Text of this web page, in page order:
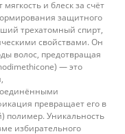
и блеск за счёт
защитного
трехатомный спирт,
свойствами. Он
волос, предотвращая
— это
превращает его в
полимер. Уникальность
избирательного